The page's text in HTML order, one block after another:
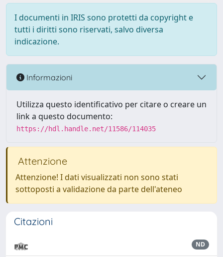
I documenti in IRIS sono protetti da copyright e
tutti i diritti sono riservati, salvo diversa
indicazione.
Informazioni
Utilizza questo identificativo per citare o creare un
link a questo documento:
https://hdl.handle.net/11586/114035
Attenzione
Attenzione! I dati visualizzati non sono stati
sottoposti a validazione da parte dell'ateneo
Citazioni
ND